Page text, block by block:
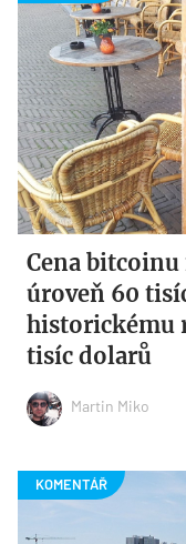
Cena
úroveň 60
historickému
tisíc dolarů
Martin Miko